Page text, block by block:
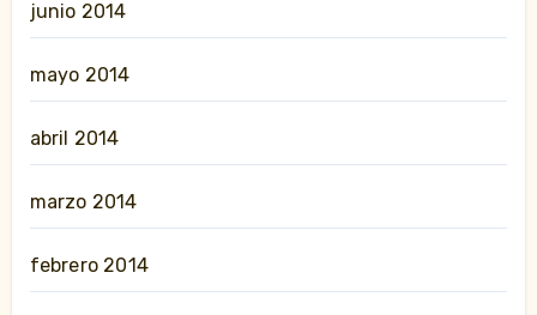
junio 2014
mayo 2014
abril 2014
marzo 2014
febrero 2014